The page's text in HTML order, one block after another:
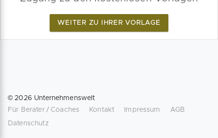
WEITER ZU IHRER VORLAGE
©2026 Unternehmenswelt
Für Berater / Coaches
Kontakt Impressum
AGB
Datenschutz